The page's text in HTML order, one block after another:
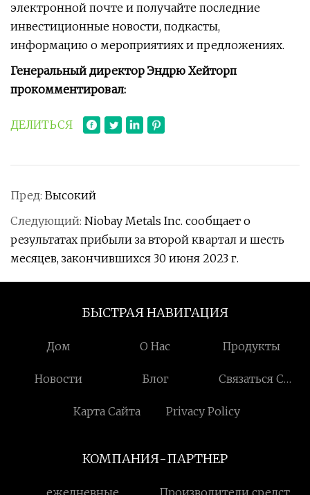
электронной почте и получайте последние
инвестиционные новости, подкасты,
информацию о мероприятиях и предложениях.
Генеральный директор Эндрю Хейторп
прокомментировал:
ДЕЛИТЬСЯ
Пред: Высокий
Следующий: Niobay Metals Inc. сообщает о
результатах прибыли за второй квартал и шесть
месяцев, закончившихся 30 июня 2023 г.
БЫСТРАЯ НАВИГАЦИЯ
Дом О Нас Продукты
Новости Блог
Связаться С
Карта Сайта
Privacy Policy
КОМПАНИЯ-ПАРТНЕР
ежедневные Производители средств